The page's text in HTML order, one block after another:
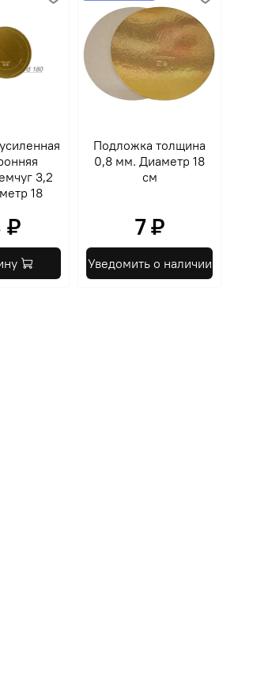
3,2
18
₽
Подложка толщина
0,8 мм. Диаметр 18
см
7 ₽
Уведомить о наличии